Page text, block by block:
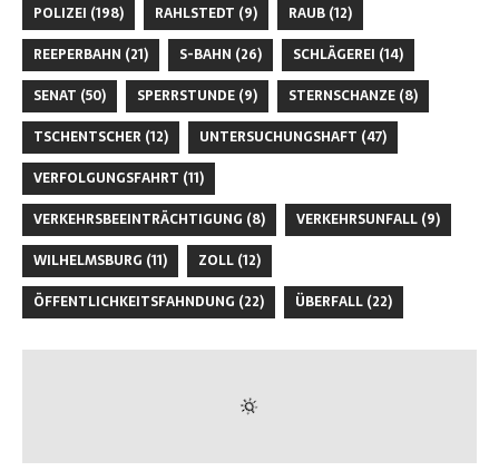
POLIZEI (198) RAHLSTEDT (9) RAUB (12)
REEPERBAHN (21) S-BAHN (26) SCHLÄGEREI (14)
SENAT (50) SPERRSTUNDE (9) STERNSCHANZE (8)
TSCHENTSCHER (12) UNTERSUCHUNGSHAFT (47)
VERFOLGUNGSFAHRT (11)
VERKEHRSBEEINTRÄCHTIGUNG (8) VERKEHRSUNFALL (9)
WILHELMSBURG (11) ZOLL (12)
ÖFFENTLICHKEITSFAHNDUNG (22) ÜBERFALL (22)